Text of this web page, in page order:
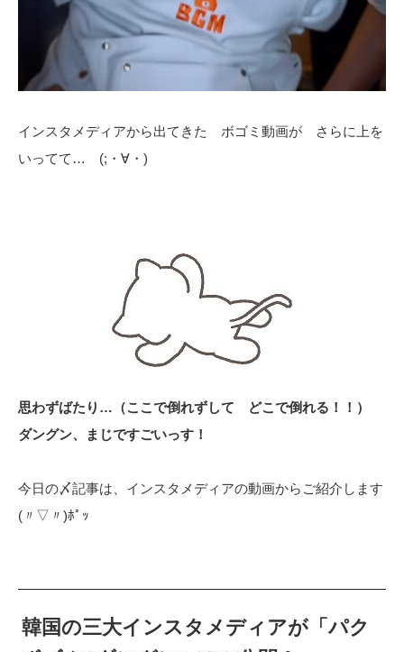
インスタメディアから出てきた ボゴミ動画が さらに上を
いってて… (;・∀・)
思わずばたり…（ここで倒れずして どこで倒れる！！）
ダングン、まじですごいっす！
今日の〆記事は、インスタメディアの動画からご紹介します
(〃▽〃)ﾎﾟｯ
韓国の三大インスタメディアが「パク